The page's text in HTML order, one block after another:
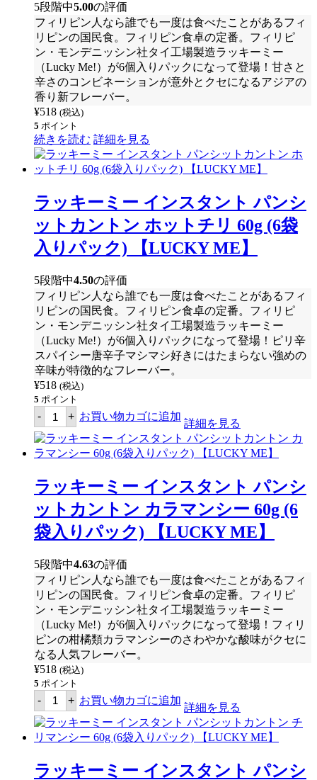
ミ)
チ
キ
ン
フ
レ
ー
バ
ー
55g
(6
袋
入
り
パ
【LUCKY
ME】
個
5段階中5.00の評価
フィリピン人なら誰でも一度は食べたことがあるフィ
リピンの国民食。フィリピン食卓の定番。フィリピ
ン・モンデニッシン社タイ工場製造ラッキーミー
（Lucky Me!）が6個入りパックになって登場！甘さと
辛さのコンビネーションが意外とクセになるアジアの
香り新フレーバー。
¥518 (税込)
5 ポイント
続きを読む 詳細を見る
ラッキーミー インスタント パンシ
ットカントン ホットチリ 60g (6袋
入りパック) 【LUCKY ME】
5段階中4.50の評価
フィリピン人なら誰でも一度は食べたことがあるフィ
リピンの国民食。フィリピン食卓の定番。フィリピ
ン・モンデニッシン社タイ工場製造ラッキーミー
（Lucky Me!）が6個入りパックになって登場！ピリ辛
スパイシー唐辛子マシマシ好きにはたまらない強めの
辛味が特徴的なフレーバー。
¥518 (税込)
5 ポイント
- ラ
ッ
キ
ー
ミ
イ
ン
タ
ン
ト
ン
シ
ッ
ト
カ
ン
ト
ン
ホ
ッ
ト
チ
リ
60g
(6
袋
入
パ
ッ
+ お買い物カゴに追加
詳細を見る
ラッキーミー インスタント パンシ
ットカントン カラマンシー 60g (6
袋入りパック) 【LUCKY ME】
5段階中4.63の評価
フィリピン人なら誰でも一度は食べたことがあるフィ
リピンの国民食。フィリピン食卓の定番。フィリピ
ン・モンデニッシン社タイ工場製造ラッキーミー
（Lucky Me!）が6個入りパックになって登場！フィリ
ピンの柑橘類カラマンシーのさわやかな酸味がクセに
なる人気フレーバー。
¥518 (税込)
5 ポイント
- ラ
ッ
キ
ー
ミ
イ
ン
+ お買い物カゴに追加
詳細を見る
ラッキーミー インスタント パンシ